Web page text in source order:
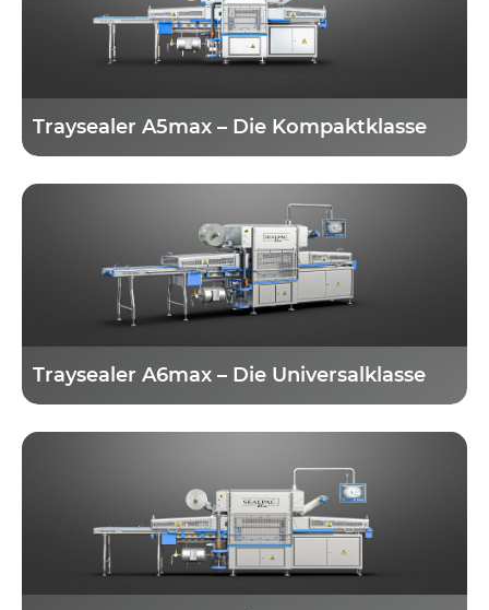
Traysealer A5max – Die Kompaktklasse
Traysealer A6max – Die Universalklasse